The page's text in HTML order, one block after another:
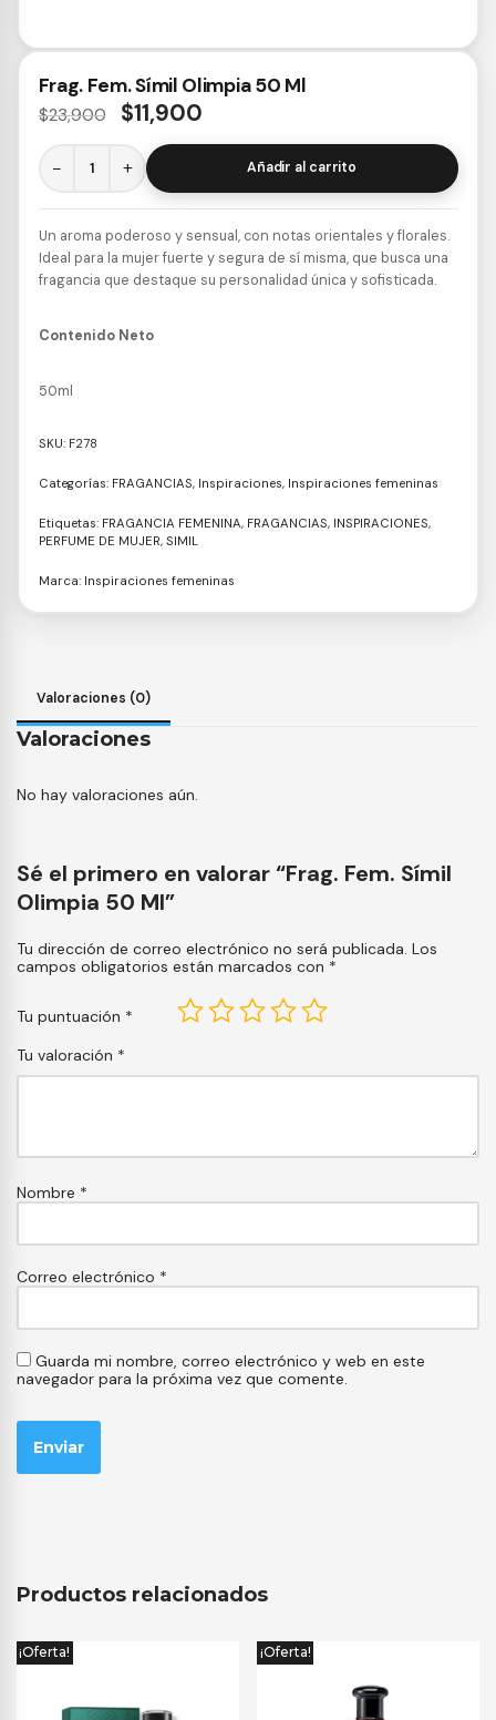
Frag. Fem. Símil Olimpia 50 Ml
$23,900 $11,900
− + Añadir al carrito
Un aroma poderoso y sensual, con notas orientales y florales.
Ideal para la mujer fuerte y segura de sí misma, que busca una
fragancia que destaque su personalidad única y sofisticada.
Contenido Neto
50ml
SKU: F278
Categorías: FRAGANCIAS, Inspiraciones, Inspiraciones femeninas
Etiquetas: FRAGANCIA FEMENINA, FRAGANCIAS, INSPIRACIONES,
PERFUME DE MUJER, SIMIL
Marca: Inspiraciones femeninas
Valoraciones (0)
Valoraciones
No hay valoraciones aún.
Sé el primero en valorar “Frag. Fem. Símil
Olimpia 50 Ml”
Tu dirección de correo electrónico no será publicada. Los
campos obligatorios están marcados con *
Tu puntuación *
Tu valoración *
Nombre *
Correo electrónico *
Guarda mi nombre, correo electrónico y web en este
navegador para la próxima vez que comente.
Productos relacionados
¡Oferta! ¡Oferta!